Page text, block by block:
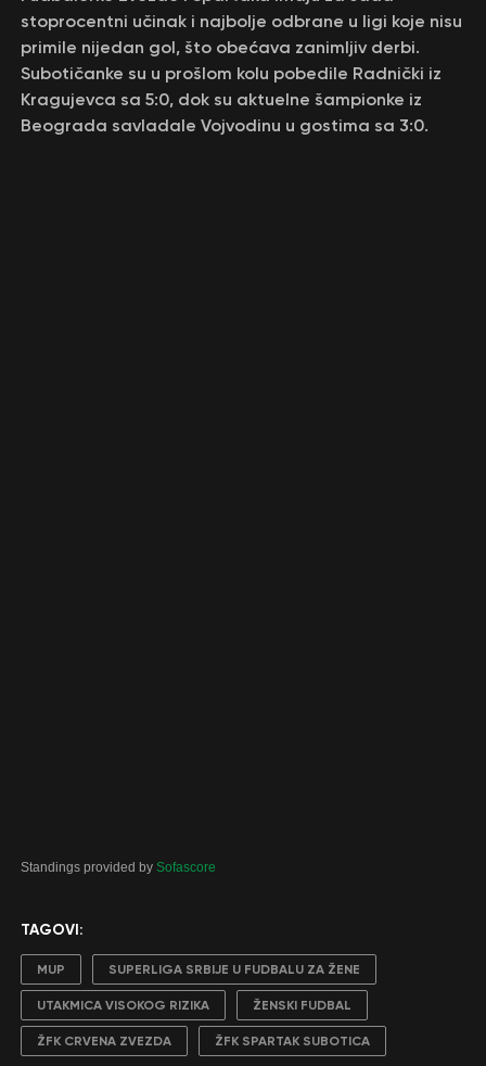
stoprocentni učinak i najbolje odbrane u ligi koje nisu
primile nijedan gol, što obećava zanimljiv derbi.
Subotičanke su u prošlom kolu pobedile Radnički iz
Kragujevca sa 5:0, dok su aktuelne šampionke iz
Beograda savladale Vojvodinu u gostima sa 3:0.
Standings provided by Sofascore
TAGOVI:
MUP SUPERLIGA SRBIJE U FUDBALU ZA ŽENE
UTAKMICA VISOKOG RIZIKA ŽENSKI FUDBAL
ŽFK CRVENA ZVEZDA ŽFK SPARTAK SUBOTICA